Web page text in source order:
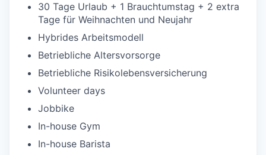
30 Tage Urlaub + 1 Brauchtumstag + 2 extra
Tage für Weihnachten und Neujahr
Hybrides Arbeitsmodell
Betriebliche Altersvorsorge
Betriebliche Risikolebensversicherung
Volunteer days
Jobbike
In-house Gym
In-house Barista